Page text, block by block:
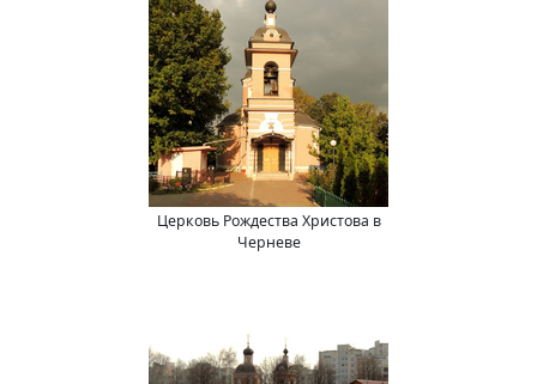
Церковь Рождества Христова в
Черневе